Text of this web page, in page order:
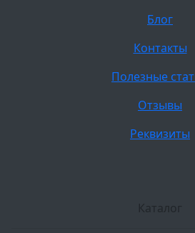
Блог
Контакты
Полезные
Отзывы
Реквизиты
Каталог